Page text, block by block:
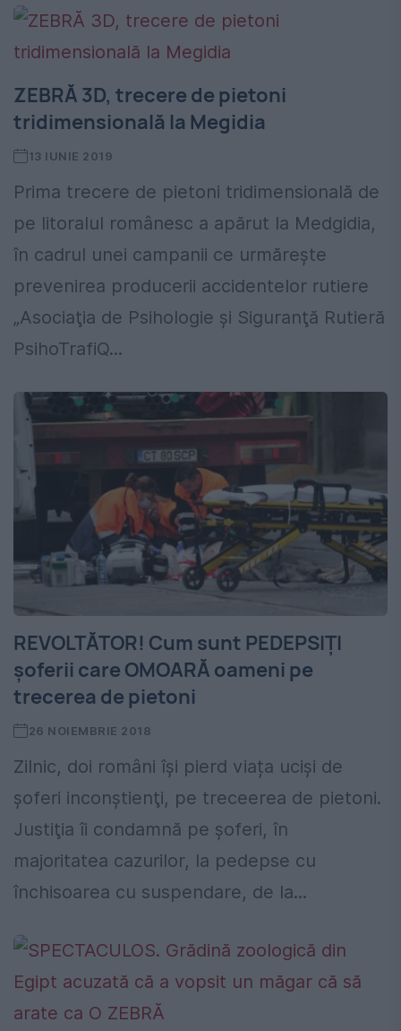
ZEBRĂ 3D, trecere de pietoni
tridimensională la Megidia
13 IUNIE 2019
Prima trecere de pietoni tridimensională de
pe litoralul românesc a apărut la Medgidia,
în cadrul unei campanii ce urmăreşte
prevenirea producerii accidentelor rutiere
„Asociaţia de Psihologie şi Siguranţă Rutieră
PsihoTrafiQ...
REVOLTĂTOR! Cum sunt PEDEPSIŢI
şoferii care OMOARĂ oameni pe
trecerea de pietoni
26 NOIEMBRIE 2018
Zilnic, doi români își pierd viața ucişi de
şoferi inconştienţi, pe treceerea de pietoni.
Justiţia îi condamnă pe şoferi, în
majoritatea cazurilor, la pedepse cu
închisoarea cu suspendare, de la...